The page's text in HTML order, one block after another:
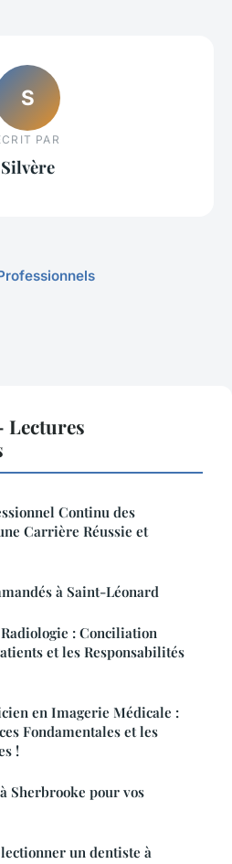
S
PAR
Silvère
Lectures
Continu des
Carrière Réussie et
à Saint-Léonard
: Conciliation
et les Responsabilités
en Imagerie Médicale :
Fondamentales et les
!
Sherbrooke pour vos
un dentiste à